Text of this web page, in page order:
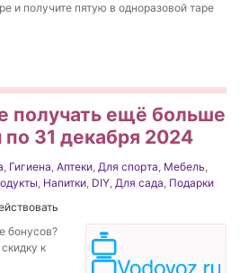
и получите пятую в одноразовой таре
получать ещё больше
по 31 декабря 2024
, Гигиена, Аптеки, Для спорта, Мебель,
, Напитки, DIY, Для сада, Подарки
бонусов?
к